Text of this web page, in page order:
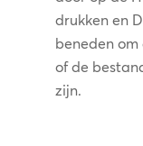
drukken en
beneden
of de
zijn.